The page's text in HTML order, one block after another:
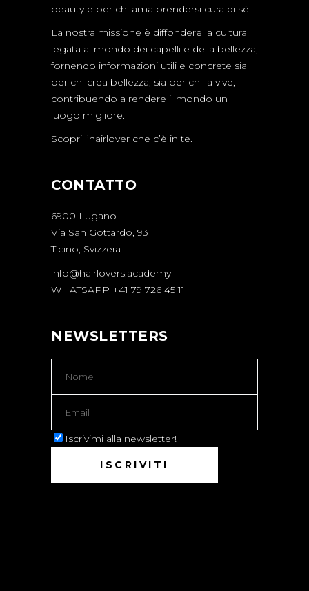
beauty e per chi ama prendersi cura di sé.
La nostra missione è diffondere la cultura
legata al mondo dei capelli e della bellezza,
fornendo informazioni utili e concrete sia
per chi crea bellezza, sia per chi la vive,
contribuendo a rendere il mondo un
luogo migliore.
Scopri l’hairlover che c’è in te.
CONTATTO
6900 Lugano
Via San Gottardo, 93
Ticino, Svizzera
info@hairlovers.academy
WHATSAPP +41 79 726 45 11
NEWSLETTERS
Iscrivimi alla newsletter!